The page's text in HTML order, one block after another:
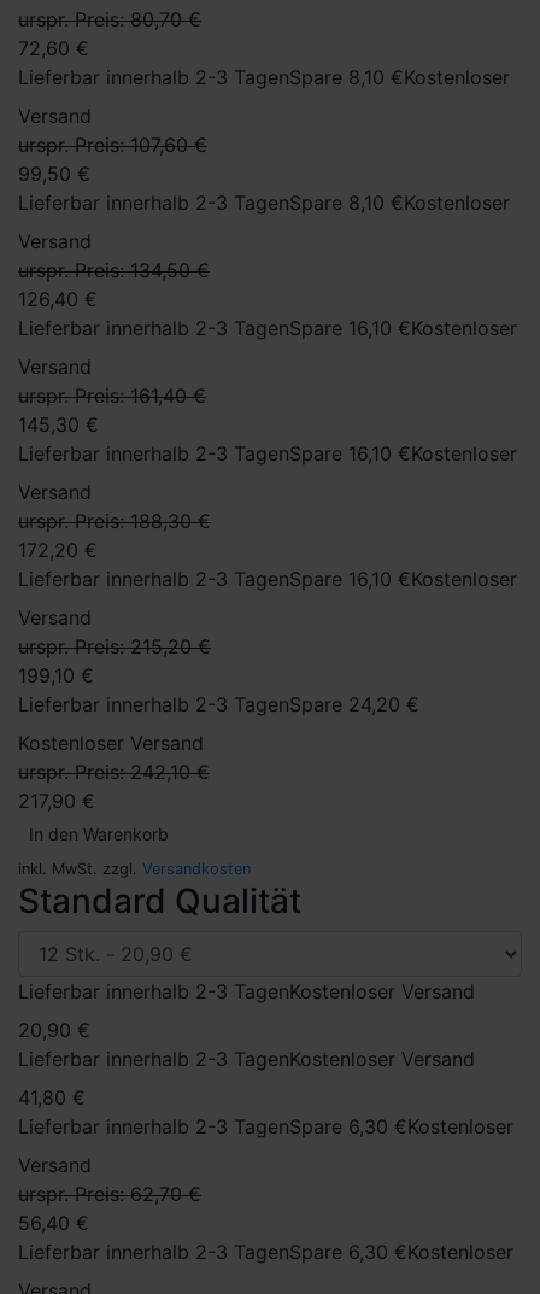
urspr. Preis: 80,70 €
72,60 €
Lieferbar innerhalb 2-3 TagenSpare 8,10 €Kostenloser
Versand
urspr. Preis: 107,60 €
99,50 €
Lieferbar innerhalb 2-3 TagenSpare 8,10 €Kostenloser
Versand
urspr. Preis: 134,50 €
126,40 €
Lieferbar innerhalb 2-3 TagenSpare 16,10 €Kostenloser
Versand
urspr. Preis: 161,40 €
145,30 €
Lieferbar innerhalb 2-3 TagenSpare 16,10 €Kostenloser
Versand
urspr. Preis: 188,30 €
172,20 €
Lieferbar innerhalb 2-3 TagenSpare 16,10 €Kostenloser
Versand
urspr. Preis: 215,20 €
199,10 €
Lieferbar innerhalb 2-3 TagenSpare 24,20 €
Kostenloser Versand
urspr. Preis: 242,10 €
217,90 €
In den Warenkorb
inkl. MwSt. zzgl. Versandkosten
Standard Qualität
Lieferbar innerhalb 2-3 TagenKostenloser Versand
20,90 €
Lieferbar innerhalb 2-3 TagenKostenloser Versand
41,80 €
Lieferbar innerhalb 2-3 TagenSpare 6,30 €Kostenloser
Versand
urspr. Preis: 62,70 €
56,40 €
Lieferbar innerhalb 2-3 TagenSpare 6,30 €Kostenloser